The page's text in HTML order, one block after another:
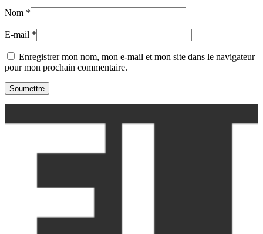
Nom *
E-mail *
Enregistrer mon nom, mon e-mail et mon site dans le navigateur
pour mon prochain commentaire.